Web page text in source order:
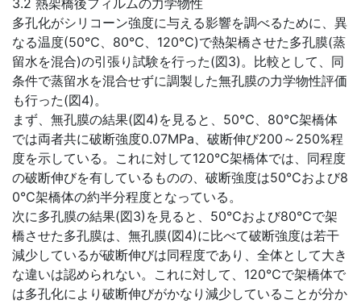
3.2 熱架橋後フィルムの力学物性
多孔化がシリコーン強度に与える影響を調べるために、異
なる温度(50℃、80℃、120℃)で熱架橋させた多孔膜(蒸
留水を混合)の引張り試験を行った(図3)。比較として、同
条件で蒸留水を混合せずに調製した無孔膜の力学物性評価
も行った(図4)。
まず、無孔膜の結果(図4)を見ると、50℃、80℃架橋体
では両者共に破断強度0.07MPa、破断伸び200～250%程
度を示している。これに対して120℃架橋体では、同程度
の破断伸びを有しているものの、破断強度は50℃および8
0℃架橋体の約半分程度となっている。
次に多孔膜の結果(図3)を見ると、50℃および80℃で架
橋させた多孔膜は、無孔膜(図4)に比べて破断強度は若干
減少しているが破断伸びは同程度であり、全体として大き
な違いは認められない。これに対して、120℃で架橋体で
は多孔化により破断伸びがかなり減少していることが分か